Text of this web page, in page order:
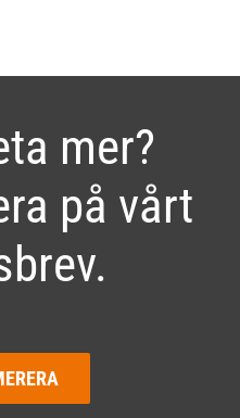
mer?
på vårt